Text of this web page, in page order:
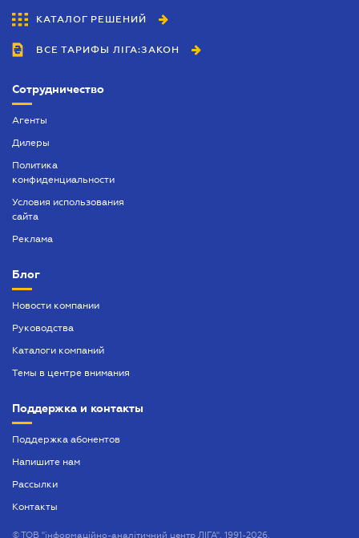
КАТАЛОГ РЕШЕНИЙ
ВСЕ ТАРИФЫ ЛІГА:ЗАКОН
Сотрудничество
Агенты
Дилеры
Политика
конфиденциальности
Условия использования
сайта
Реклама
Блог
Новости компании
Руководства
Каталоги компаний
Темы в центре внимания
Поддержка и контакты
Поддержка абонентов
Напишите нам
Рассылки
Контакты
©ТОВ "інформаційно-аналітичний центр ЛІГА", 1991-2026.